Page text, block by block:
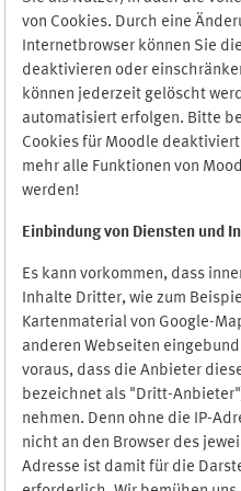
von Cookies. Durch eine
Internetbrowser können Sie
deaktivieren oder
können jederzeit gelöscht
automatisiert erfolgen. Bitte
Cookies für Moodle
mehr alle Funktionen von
werden!
Einbindung von Diensten und
Es kann vorkommen, dass
Inhalte Dritter, wie zum
Kartenmaterial von Google-
anderen Webseiten
voraus, dass die Anbieter
bezeichnet als "Dritt-
nehmen. Denn ohne die IP-
nicht an den Browser des
Adresse ist damit für die